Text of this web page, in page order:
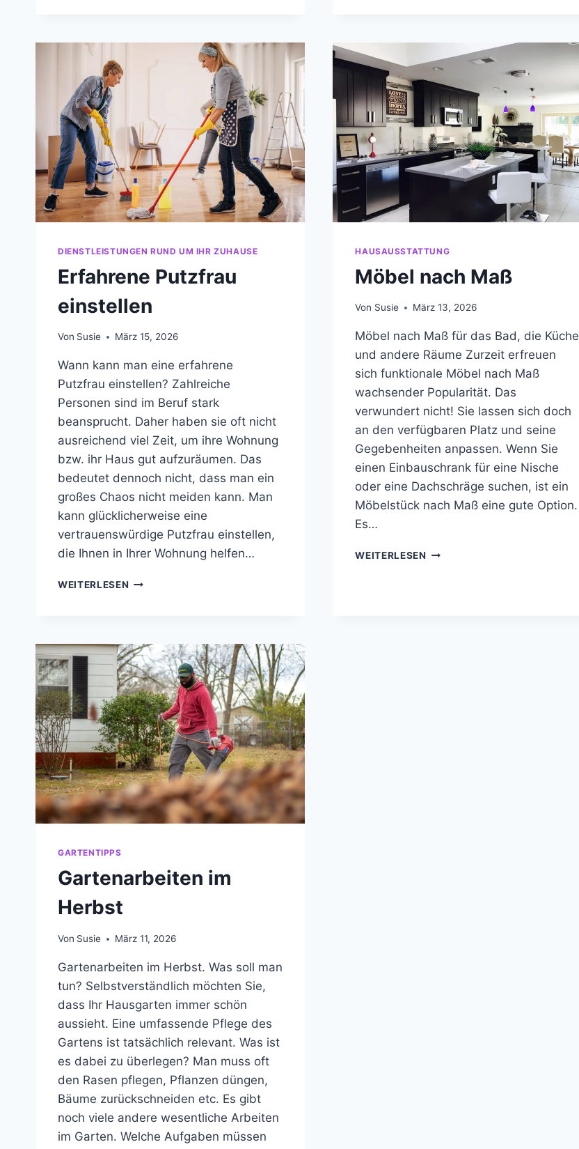
DIENSTLEISTUNGEN RUND UM IHR ZUHAUSE
Erfahrene Putzfrau
einstellen
Von Susie März 15, 2026
Wann kann man eine erfahrene
Putzfrau einstellen? Zahlreiche
Personen sind im Beruf stark
beansprucht. Daher haben sie oft nicht
ausreichend viel Zeit, um ihre Wohnung
bzw. ihr Haus gut aufzuräumen. Das
bedeutet dennoch nicht, dass man ein
großes Chaos nicht meiden kann. Man
kann glücklicherweise eine
vertrauenswürdige Putzfrau einstellen,
die Ihnen in Ihrer Wohnung helfen…
WEITERLESEN ERFAHRENE
HAUSAUSSTATTUNG
Möbel nach Maß
Von Susie März 13, 2026
Möbel nach Maß für das Bad, die Küche
und andere Räume Zurzeit erfreuen
sich funktionale Möbel nach Maß
wachsender Popularität. Das
verwundert nicht! Sie lassen sich doch
an den verfügbaren Platz und seine
Gegebenheiten anpassen. Wenn Sie
einen Einbauschrank für eine Nische
oder eine Dachschräge suchen, ist ein
Möbelstück nach Maß eine gute Option.
Es…
WEITERLESEN MÖBEL
GARTENTIPPS
Gartenarbeiten im
Herbst
Von Susie März 11, 2026
Gartenarbeiten im Herbst. Was soll man
tun? Selbstverständlich möchten Sie,
dass Ihr Hausgarten immer schön
aussieht. Eine umfassende Pflege des
Gartens ist tatsächlich relevant. Was ist
es dabei zu überlegen? Man muss oft
den Rasen pflegen, Pflanzen düngen,
Bäume zurückschneiden etc. Es gibt
noch viele andere wesentliche Arbeiten
im Garten. Welche Aufgaben müssen